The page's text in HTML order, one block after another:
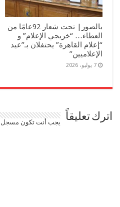
بالصور| تحت شعار 92عامًا من
العطاء… “خريجي الإعلام” و
“إعلام القاهرة” يحتفلان بـ”عيد
الإعلاميين”
7 يوليو، 2026
اترك تعليقاً يجب أنت تكون مسجل